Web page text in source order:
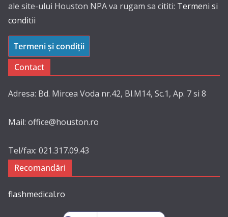
ale site-ului Houston NPA va rugam sa cititi: Termeni si
conditii
Termeni și condiții
Contact
Adresa: Bd. Mircea Voda nr.42, Bl.M14, Sc.1, Ap. 7 si 8
Mail: office@houston.ro
Tel/fax: 021.317.09.43
Recomandări
flashmedical.ro